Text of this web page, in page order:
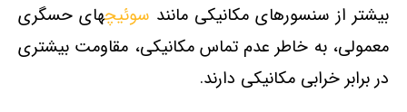
بیشتر از سنسورهای مکانیکی مانند سوئیچهای حسگری
معمولی، به خاطر عدم تماس مکانیکی، مقاومت بیشتری
در برابر خرابی مکانیکی دارند.